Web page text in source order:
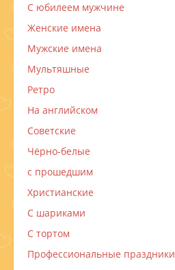
C юбилеем мужчине
Женские имена
Мужские имена
Мультяшные
Ретро
На английском
Советские
Чёрно-белые
с прошедшим
Христианские
С шариками
С тортом
Профессиональные праздники